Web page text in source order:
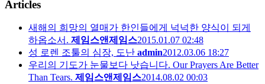
Articles
새해의 희망의 열매가 한인들에게 넉넉한 양식이 되게
하옵소서. 제임스앤제임스2015.01.07 02:48
성 로렌 조툴의 심장, 도난 admin2012.03.06 18:27
우리의 기도가 눈물보다 낫습니다. Our Prayers Are Better
Than Tears. 제임스앤제임스2014.08.02 00:03